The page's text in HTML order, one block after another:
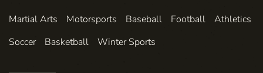
Martial Arts Motorsports Baseball Football
Athletics
Soccer
Basketball Winter Sports